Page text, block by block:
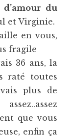
d’amour du
et Virginie.
en vous,
fragile
36 ans, la
raté toutes
plus de
que vous
enfin ça